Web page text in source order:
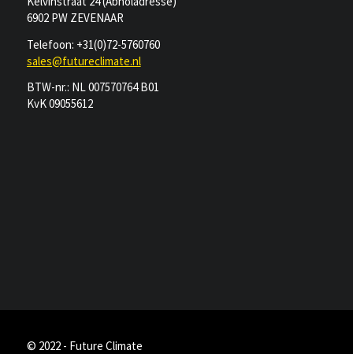
6902 PW ZEVENAAR
Telefoon: +31(0)72-5760760
sales@futureclimate.nl
BTW-nr.: NL 007570764 B01
KvK 09055612
© 2022 - Future Climate